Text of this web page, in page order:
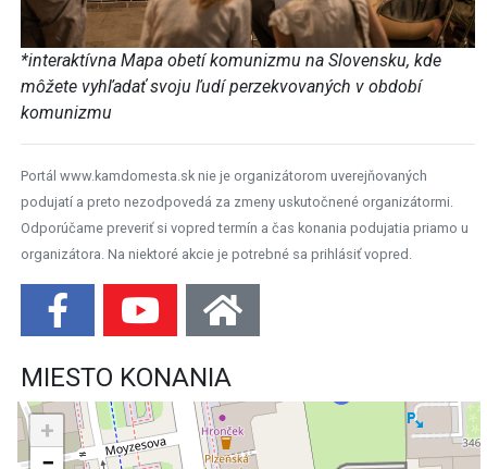
*interaktívna Mapa obetí komunizmu na Slovensku, kde
môžete vyhľadať svoju ľudí perzekvovaných v období
komunizmu
Portál www.kamdomesta.sk nie je organizátorom uverejňovaných
podujatí a preto nezodpovedá za zmeny uskutočnené organizátormi.
Odporúčame preveriť si vopred termín a čas konania podujatia priamo u
organizátora. Na niektoré akcie je potrebné sa prihlásiť vopred.
MIESTO KONANIA
+
−